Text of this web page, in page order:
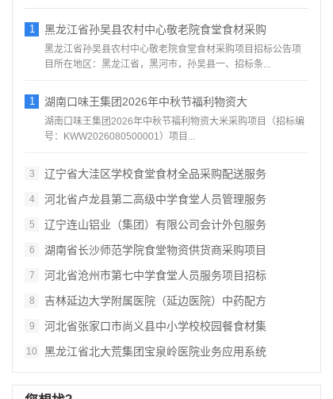
1 黑龙江省孙吴县农村中心敬老院食堂食材采购
黑龙江省孙吴县农村中心敬老院食堂食材采购项目招标公告项
目所在地区：黑龙江省，黑河市，孙吴县一、招标条...
1 湖南口味王集团2026年中秋节福利物资大
湖南口味王集团2026年中秋节福利物资大米采购项目（招标编
号：KWW2026080500001）项目...
3 辽宁省大洼区学校食堂食材全品采购配送服务
4 河北省卢龙县第二高级中学食堂人员管理服务
5 辽宁连山铝业（集团）有限公司会计外包服务
6 湖南省长沙师范学院食堂物资供货商采购项目
7 河北省沧州市第七中学食堂人员服务项目招标
8 吉林延边大学附属医院（延边医院）中药配方
9 河北省张家口市尚义县中小学校校园餐食材集
10 黑龙江省北大荒集团宝泉岭医院业务应用系统